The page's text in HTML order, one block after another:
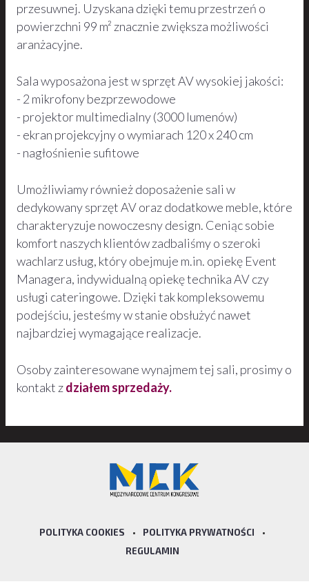
przesuwnej. Uzyskana dzięki temu przestrzeń o
powierzchni 99 m² znacznie zwiększa możliwości
aranżacyjne.
Sala wyposażona jest w sprzęt AV wysokiej jakości:
- 2 mikrofony bezprzewodowe
- projektor multimedialny (3000 lumenów)
- ekran projekcyjny o wymiarach 120 x 240 cm
- nagłośnienie sufitowe
Umożliwiamy również doposażenie sali w
dedykowany sprzęt AV oraz dodatkowe meble, które
charakteryzuje nowoczesny design. Ceniąc sobie
komfort naszych klientów zadbaliśmy o szeroki
wachlarz usług, który obejmuje m.in. opiekę Event
Managera, indywidualną opiekę technika AV czy
usługi cateringowe. Dzięki tak kompleksowemu
podejściu, jesteśmy w stanie obsłużyć nawet
najbardziej wymagające realizacje.
Osoby zainteresowane wynajmem tej sali, prosimy o
kontakt zdziałem sprzedaży.
POLITYKA COOKIES • POLITYKA PRYWATNOŚCI
•
REGULAMIN